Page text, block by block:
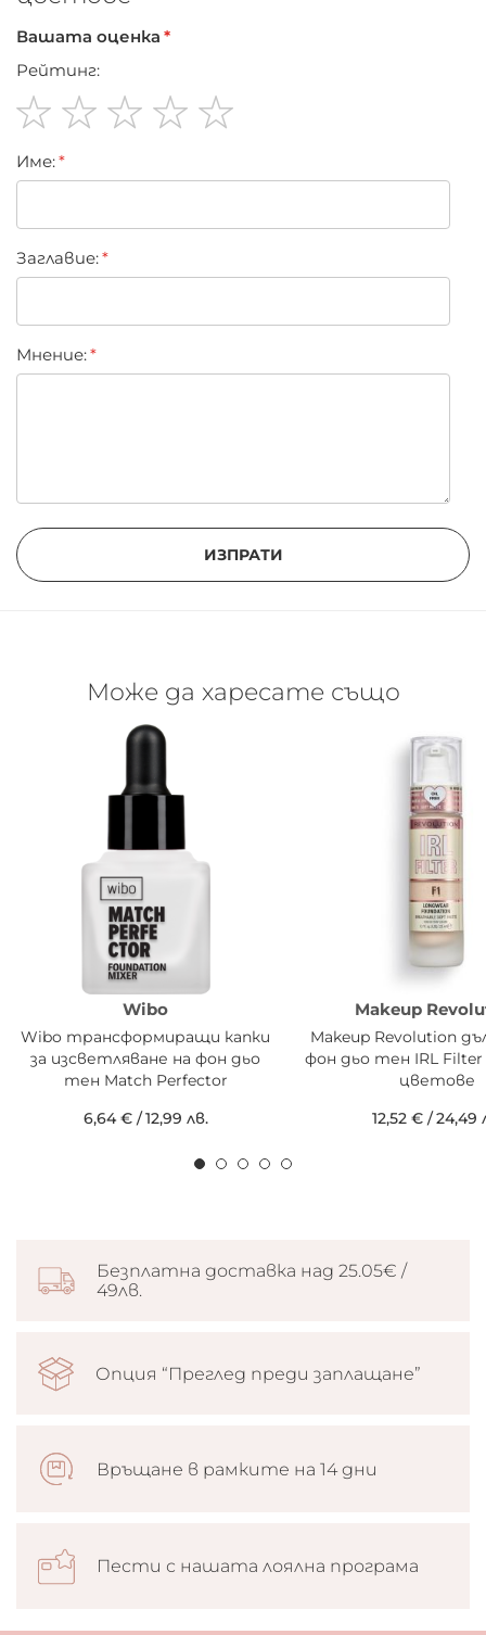
Вашата оценка
Рейтинг:
star
stars
stars
stars
stars
Име:
Заглавиe:
Мнение:
ИЗПРАТИ
Може да харесате също
Wibo
Wibo трансформиращи капки
за изсветляване на фон дьо
тен Match Perfector
6,64 €/12,99 лв.
Makeup
Makeup Revolution
фон дьо тен IRL Filter
цветове
12,52 €/24,49
Безплатна доставка над 25.05€ /
49лв.
Опция “Преглед преди заплащане”
Връщане в рамките на 14 дни
Пести с нашата лоялна програма